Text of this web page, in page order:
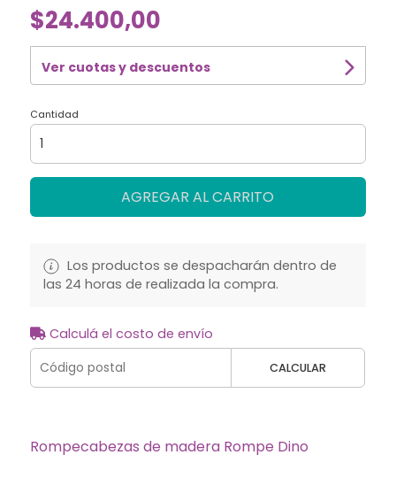
$24.400,00
Ver cuotas y descuentos
Cantidad
AGREGAR AL CARRITO
Los productos se despacharán dentro de
las 24 horas de realizada la compra.
Calculá el costo de envío
CALCULAR
Rompecabezas de madera Rompe Dino